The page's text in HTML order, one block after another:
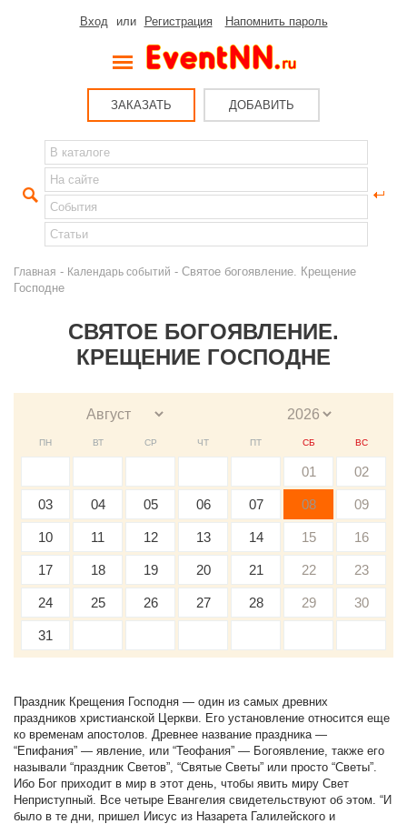
Вход или Регистрация Напомнить пароль
ЗАКАЗАТЬ ДОБАВИТЬ
Главная - Календарь событий - Святое богоявление. Крещение
Господне
СВЯТОЕ БОГОЯВЛЕНИЕ.
КРЕЩЕНИЕ ГОСПОДНЕ
ПН ВТ СР ЧТ ПТ СБ ВС
01 02
03 04 05 06 07 08 09
10 11 12 13 14 15 16
17 18 19 20 21 22 23
24 25 26 27 28 29 30
31
Праздник Крещения Господня — один из самых древних
праздников христианской Церкви. Его установление относится еще
ко временам апостолов. Древнее название праздника —
“Епифания” — явление, или “Теофания” — Богоявление, также его
называли “праздник Светов”, “Святые Светы” или просто “Светы”.
Ибо Бог приходит в мир в этот день, чтобы явить миру Свет
Неприступный. Все четыре Евангелия свидетельствуют об этом. “И
было в те дни, пришел Иисус из Назарета Галилейского и